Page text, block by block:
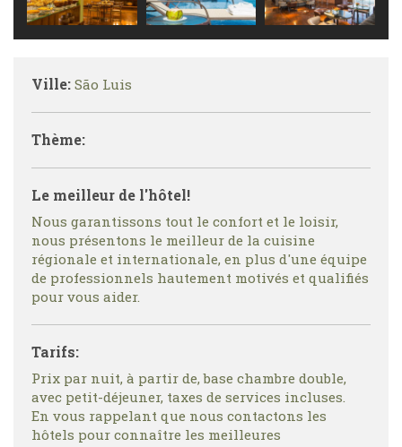
Ville: São Luis
Thème:
Le meilleur de l'hôtel!
Nous garantissons tout le confort et le loisir,
nous présentons le meilleur de la cuisine
régionale et internationale, en plus d'une équipe
de professionnels hautement motivés et qualifiés
pour vous aider.
Tarifs:
Prix par nuit, à partir de, base chambre double,
avec petit-déjeuner, taxes de services incluses.
En vous rappelant que nous contactons les
hôtels pour connaître les meilleures